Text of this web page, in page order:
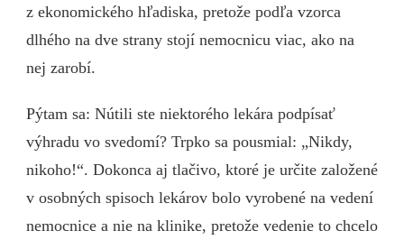
z ekonomického hľadiska, pretože podľa vzorca
dlhého na dve strany stojí nemocnicu viac, ako na
nej zarobí.
Pýtam sa: Nútili ste niektorého lekára podpísať
výhradu vo svedomí? Trpko sa pousmial: „Nikdy,
nikoho!“. Dokonca aj tlačivo, ktoré je určite založené
v osobných spisoch lekárov bolo vyrobené na vedení
nemocnice a nie na klinike, pretože vedenie to chcelo